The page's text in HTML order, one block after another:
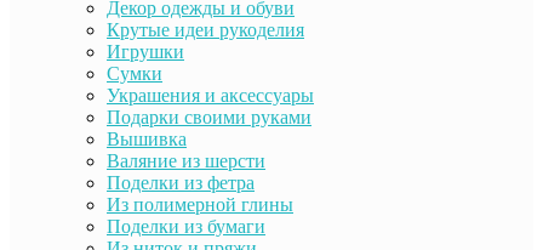
Декор одежды и обуви
Крутые идеи рукоделия
Игрушки
Сумки
Украшения и аксессуары
Подарки своими руками
Вышивка
Валяние из шерсти
Поделки из фетра
Из полимерной глины
Поделки из бумаги